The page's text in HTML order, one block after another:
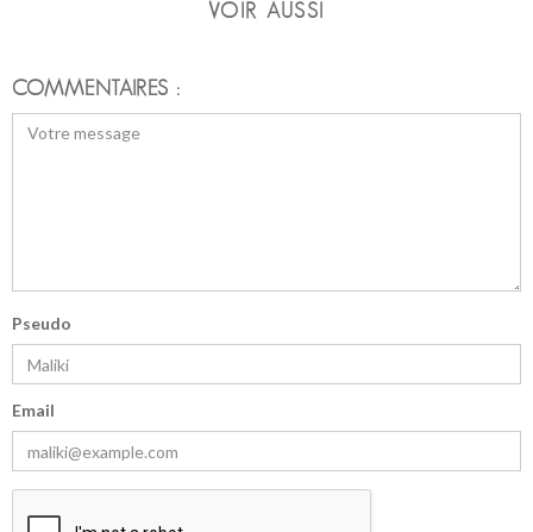
VOIR AUSSI
COMMENTAIRES :
Pseudo
Email